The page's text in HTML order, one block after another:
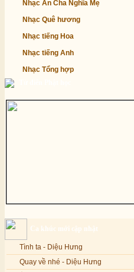
Nhạc Ân Cha Nghĩa Mẹ
Nhạc Quê hương
Nhạc tiếng Hoa
Nhạc tiếng Anh
Nhạc Tổng hợp
Ca khúc mới cập nhật
Tình ta - Diệu Hưng
Quay về nhé - Diệu Hưng